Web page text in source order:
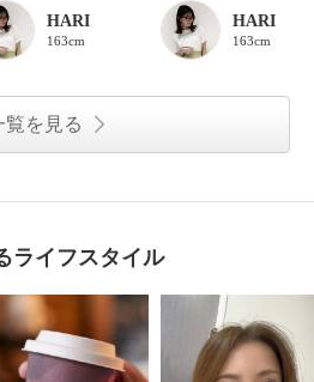
HARI
163cm
HARI
163cm
覧を見る
ライフスタイル